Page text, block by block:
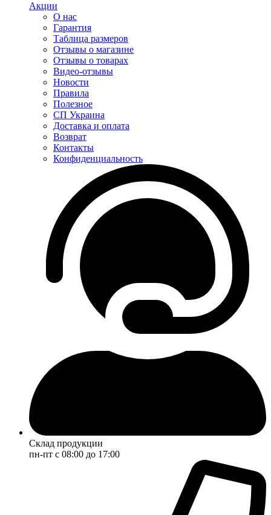
Акции
О нас
Гарантия
Таблица размеров
Отзывы о магазине
Отзывы о товарах
Видео-отзывы
Новости
Правила
Полезное
СП Украина
Доставка и оплата
Возврат
Контакты
Конфиденциальность
Склад продукции
пн-пт с 08:00 до 17:00